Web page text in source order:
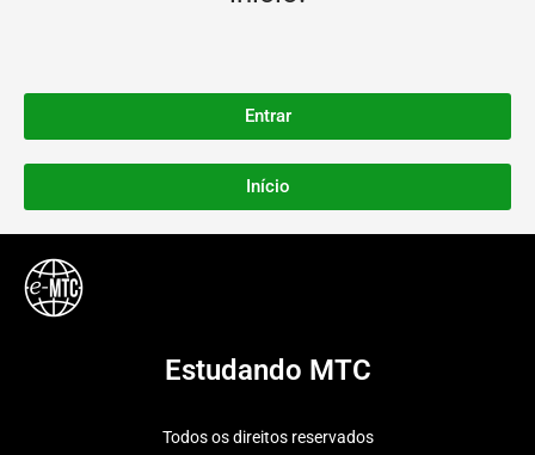
Entrar
Início
Estudando MTC
Todos os direitos reservados